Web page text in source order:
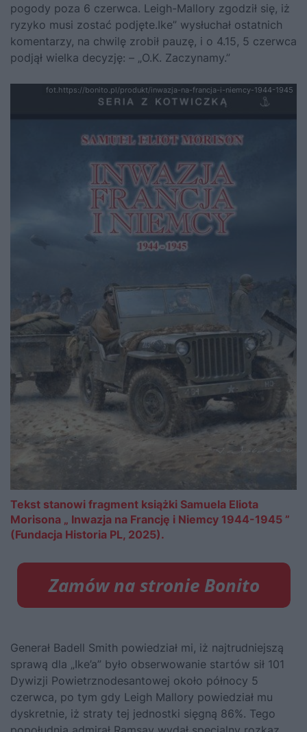
pogody poza 6 czerwca. Leigh-Mallory zgodził się, iż
ryzyko musi zostać podjęte.Ike” wysłuchał ostatnich
komentarzy, na chwilę zrobił pauzę, i o 4.15, 5 czerwca
podjął wielka decyzję: – „O.K. Zaczynamy.”
fot.https://bonito.pl/produkt/inwazja-na-francja-i-niemcy-1944-1945
Tekst stanowi fragment książki Samuela Eliota
Morisona „ Inwazja na Francję i Niemcy 1944-1945 ”
(Fundacja Historia PL, 2025).
Generał Badell Smith powiedział mi, iż najtrudniejszą
sprawą dla „Ike’a” było obserwowanie startów sił 101
Dywizji Powietrznodesantowej około północy 5
czerwca, po tym gdy Leigh Mallory powiedział mu
dyskretnie, iż straty tej jednostki sięgną 86%. Tego